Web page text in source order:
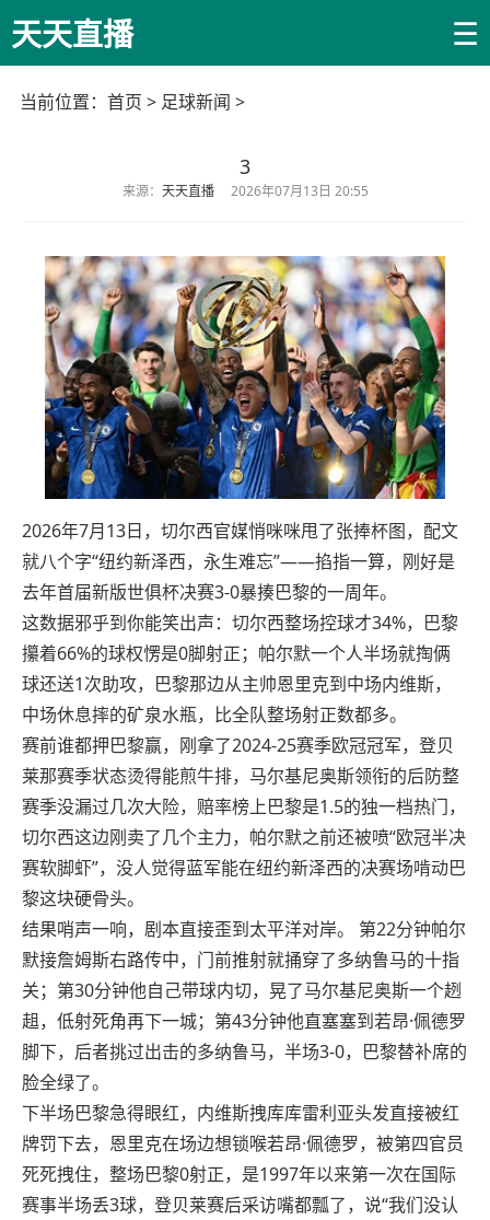
天天直播 ☰
当前位置： 首页 > 足球新闻 >
3
来源： 天天直播 2026年07月13日 20:55
2026年7月13日，切尔西官媒悄咪咪甩了张捧杯图，配文
就八个字“纽约新泽西，永生难忘”——掐指一算，刚好是
去年首届新版世俱杯决赛3-0暴揍巴黎的一周年。
这数据邪乎到你能笑出声：切尔西整场控球才34%，巴黎
攥着66%的球权愣是0脚射正；帕尔默一个人半场就掏俩
球还送1次助攻，巴黎那边从主帅恩里克到中场内维斯，
中场休息摔的矿泉水瓶，比全队整场射正数都多。
赛前谁都押巴黎赢，刚拿了2024-25赛季欧冠冠军，登贝
莱那赛季状态烫得能煎牛排，马尔基尼奥斯领衔的后防整
赛季没漏过几次大险，赔率榜上巴黎是1.5的独一档热门，
切尔西这边刚卖了几个主力，帕尔默之前还被喷“欧冠半决
赛软脚虾”，没人觉得蓝军能在纽约新泽西的决赛场啃动巴
黎这块硬骨头。
结果哨声一响，剧本直接歪到太平洋对岸。 第22分钟帕尔
默接詹姆斯右路传中，门前推射就捅穿了多纳鲁马的十指
关；第30分钟他自己带球内切，晃了马尔基尼奥斯一个趔
趄，低射死角再下一城；第43分钟他直塞塞到若昂·佩德罗
脚下，后者挑过出击的多纳鲁马，半场3-0，巴黎替补席的
脸全绿了。
下半场巴黎急得眼红，内维斯拽库库雷利亚头发直接被红
牌罚下去，恩里克在场边想锁喉若昂·佩德罗，被第四官员
死死拽住，整场巴黎0射正，是1997年以来第一次在国际
赛事半场丢3球，登贝莱赛后采访嘴都瓢了，说“我们没认